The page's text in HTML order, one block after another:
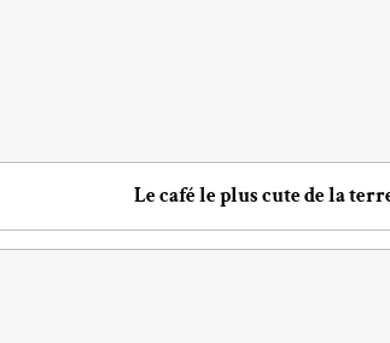
Le café le plus cute de la